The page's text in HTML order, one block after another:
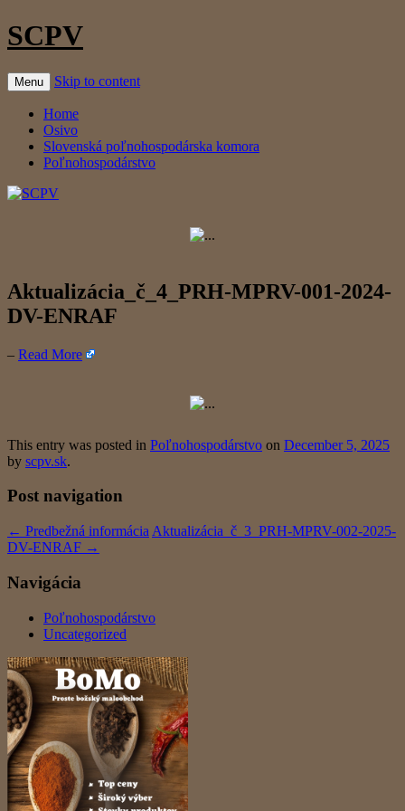
SCPV
Menu Skip to content
Home
Osivo
Slovenská poľnohospodárska komora
Poľnohospodárstvo
Aktualizácia_č_4_PRH-MPRV-001-2024-
DV-ENRAF
– Read More
This entry was posted in Poľnohospodárstvo on December 5, 2025
by scpv.sk.
Post navigation
← Predbežná informácia Aktualizácia_č_3_PRH-MPRV-002-2025-
DV-ENRAF →
Navigácia
Poľnohospodárstvo
Uncategorized